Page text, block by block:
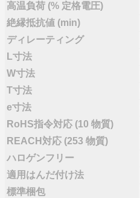
高温負荷 (% 定格電圧)
絶縁抵抗値 (min)
ディレーティング
L寸法
W寸法
T寸法
e寸法
RoHS指令対応 (10 物質)
REACH対応 (253 物質)
ハロゲンフリー
適用はんだ付け法
標準梱包